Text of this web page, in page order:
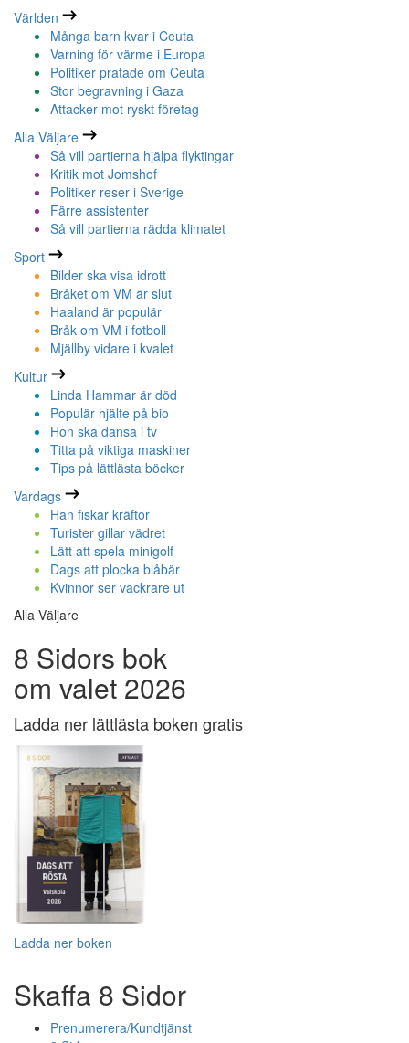
Världen
Många barn kvar i Ceuta
Varning för värme i Europa
Politiker pratade om Ceuta
Stor begravning i Gaza
Attacker mot ryskt företag
Alla Väljare
Så vill partierna hjälpa flyktingar
Kritik mot Jomshof
Politiker reser i Sverige
Färre assistenter
Så vill partierna rädda klimatet
Sport
Bilder ska visa idrott
Bråket om VM är slut
Haaland är populär
Bråk om VM i fotboll
Mjällby vidare i kvalet
Kultur
Linda Hammar är död
Populär hjälte på bio
Hon ska dansa i tv
Titta på viktiga maskiner
Tips på lättlästa böcker
Vardags
Han fiskar kräftor
Turister gillar vädret
Lätt att spela minigolf
Dags att plocka blåbär
Kvinnor ser vackrare ut
Alla Väljare
8 Sidors bok
om valet 2026
Ladda ner lättlästa boken gratis
Ladda ner boken
Skaffa 8 Sidor
Prenumerera/Kundtjänst